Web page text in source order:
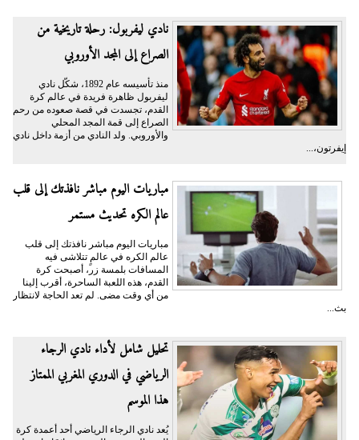
نادي ليفربول: رحلة تاريخية من
الصراع إلى المجد الأوروبي
منذ تأسيسه عام 1892، شكّل نادي
ليفربول ظاهرة فريدة في عالم كرة
القدم، تجسدت في قصة صعوده من رحم
الصراع إلى قمة المجد المحلي
والأوروبي. ولد النادي من أزمة داخل نادي
إيفرتون،...
مباريات اليوم مباشر نافذتك إلى قلب
عالم الكره تحديث مستمر
مباريات اليوم مباشر نافذتك إلى قلب
عالم الكره في عالمٍ تتلاشى فيه
المسافات بلمسة زر، أصبحت كرة
القدم، هذه اللعبة الساحرة، أقرب إلينا
من أي وقت مضى. لم تعد الحاجة لانتظار
بث...
تحليل شامل لأداء نادي الرجاء
الرياضي في الدوري المغربي الممتاز
هذا الموسم
يُعد نادي الرجاء الرياضي أحد أعمدة كرة